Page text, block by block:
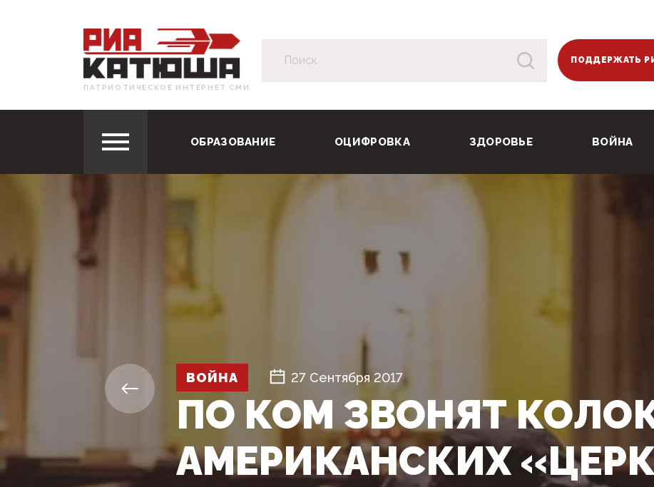
ПАТРИОТИЧЕСКОЕ ИНТЕРНЕТ СМИ
ПОДДЕРЖАТЬ
ОБРАЗОВАНИЕ ОЦИФРОВКА ЗДОРОВЬЕ ВОЙНА
ВОЙНА 27 Сентября 2017
ПО КОМ ЗВОНЯТ
АМЕРИКАНСКИХ